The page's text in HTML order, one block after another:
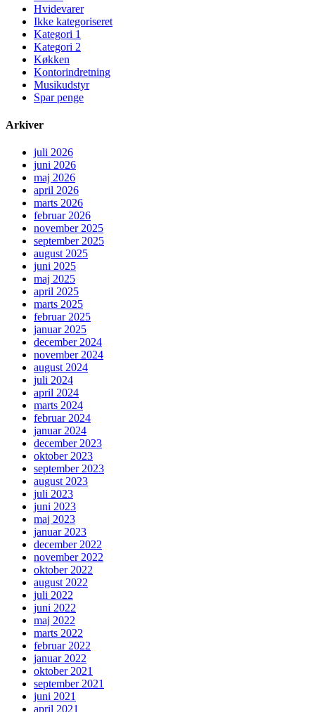
Hvidevarer
Ikke kategoriseret
Kategori 1
Kategori 2
Køkken
Kontorindretning
Musikudstyr
Spar penge
Arkiver
juli 2026
juni 2026
maj 2026
april 2026
marts 2026
februar 2026
november 2025
september 2025
august 2025
juni 2025
maj 2025
april 2025
marts 2025
februar 2025
januar 2025
december 2024
november 2024
august 2024
juli 2024
april 2024
marts 2024
februar 2024
januar 2024
december 2023
oktober 2023
september 2023
august 2023
juli 2023
juni 2023
maj 2023
januar 2023
december 2022
november 2022
oktober 2022
august 2022
juli 2022
juni 2022
maj 2022
marts 2022
februar 2022
januar 2022
oktober 2021
september 2021
juni 2021
april 2021